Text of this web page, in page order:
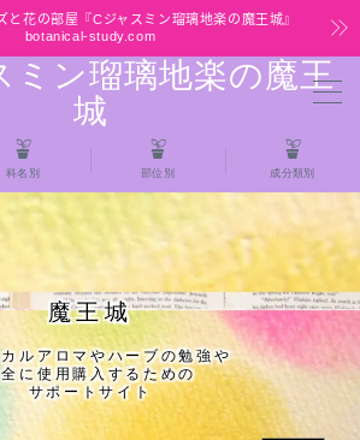
と花の部屋『Cジャスミン瑠璃地楽の魔王城』
botanical-study.com
ン瑠璃地楽の魔王
城
花の部屋
ブスパイス基材 プチ辞典ク
αクイズ
科名別 部位別 成分類別
魔王城
ルアロマやハーブの勉強や
に使用購入するための
サポートサイト